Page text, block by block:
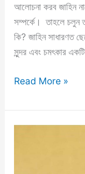
আলোচনা করব জাহিন
সম্পর্কে। তাহলে চলুন
কি? জাহিন সাধারণত
সুন্দর এবং চমৎকার
জাহিন
অর্থ
কি?
Read More »